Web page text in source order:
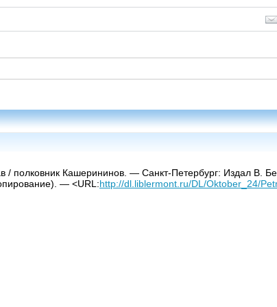
/ полковник Кашерининов. — Санкт-Петербург: Издал В.
— <URL:http://dl.liblermont.ru/DL/Oktober_24/